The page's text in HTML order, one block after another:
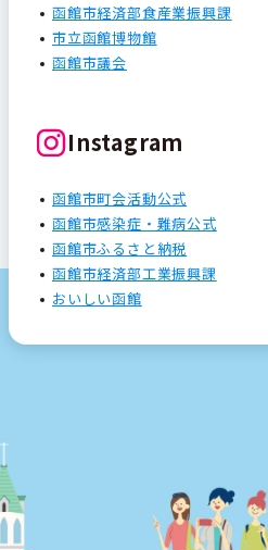
函館市経済部食産業振興課
市立函館博物館
函館市議会
Instagram
函館市町会活動公式
函館市感染症・難病公式
函館市ふるさと納税
函館市経済部工業振興課
おいしい函館